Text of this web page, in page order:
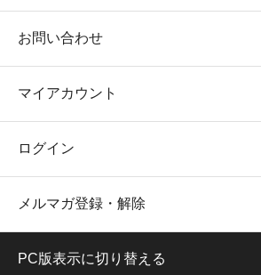
お問い合わせ
マイアカウント
ログイン
メルマガ登録・解除
PC版表示に切り替える